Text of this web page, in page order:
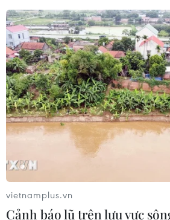
Đức điều tra vụ UAV gắn thuốc
xuất hiện tại sân bay
05/08/2026 23:43
Bất ổn địa chính trị kìm hãm
trưởng Eurozone
05/08/2026 22:59
Tổng thống Nga thay đổi
trí các chỉ huy tại mặt trận Ukraine
vietnamplus.vn
Cảnh báo lũ trên lưu vực